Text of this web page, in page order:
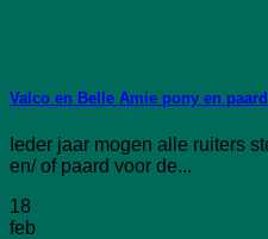
Valco en Belle Amie pony en
Ieder jaar mogen alle ruiters
en/ of paard voor de...
18
feb